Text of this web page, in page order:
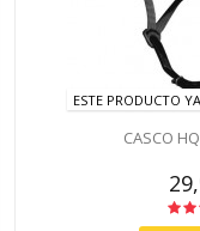
ESTE PRODUCTO
CASCO